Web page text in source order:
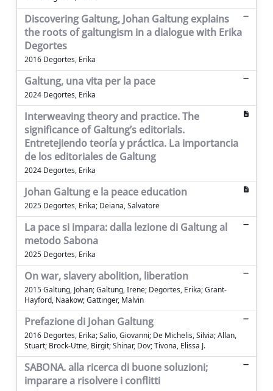
Discovering Galtung, Johan Galtung explains
the roots of galtungism in a dialogue with Erika
Degortes
2016 Degortes, Erika
Galtung, una vita per la pace
2024 Degortes, Erika
Interweaving theory and practice. The
significance of Galtung’s editorials.
Entretejiendo teoría y práctica. La importancia
de los editoriales de Galtung
2024 Degortes, Erika
Johan Galtung e la peace education
2025 Degortes, Erika; Deiana, Salvatore
La pace si impara: dalla lezione di Galtung al
metodo Sabona
2025 Degortes, Erika
On war, slavery abolition, liberation
2015 Galtung, Johan; Galtung, Irene; Degortes, Erika; Grant-
Hayford, Naakow; Gattinger, Malvin
Prefazione di Johan Galtung
2016 Degortes, Erika; Salio, Giovanni; De Michelis, Silvia; Allan,
Stuart; Brock-Utne, Birgit; Shinar, Dov; Tivona, Elissa J.
SABONA. alla ricerca di buone soluzioni;
imparare a risolvere i conflitti